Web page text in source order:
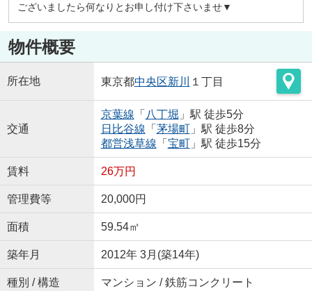
ございましたら何なりとお申し付け下さいませ▼
物件概要
所在地 東京都中央区新川 １丁目
交通
京葉線 「 八丁堀 」駅 徒歩5分
日比谷線 「 茅場町」駅 徒歩8分
都営浅草線 「 宝町」駅 徒歩15分
賃料 26万円
管理費等 20,000円
面積 59.54㎡
築年月 2012年 3月(築14年)
種別 / 構造 マンション / 鉄筋コンクリート